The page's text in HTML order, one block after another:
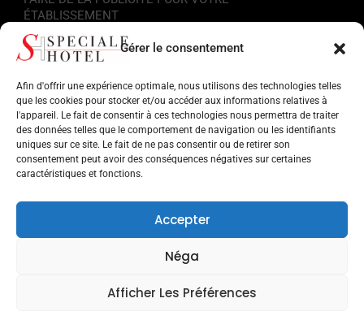
Gérer le consentement
Afin d'offrir une expérience optimale, nous utilisons des technologies telles
que les cookies pour stocker et/ou accéder aux informations relatives à
l'appareil. Le fait de consentir à ces technologies nous permettra de traiter
des données telles que le comportement de navigation ou les identifiants
uniques sur ce site. Le fait de ne pas consentir ou de retirer son
consentement peut avoir des conséquences négatives sur certaines
caractéristiques et fonctions.
Accepter
Néga
Afficher Les Préférences
ÉTABLISSEMENT
Liens utiles
Informations touristiques
Hôtels sur la Riviera Romagnola
Points d'intérêt en Romagne